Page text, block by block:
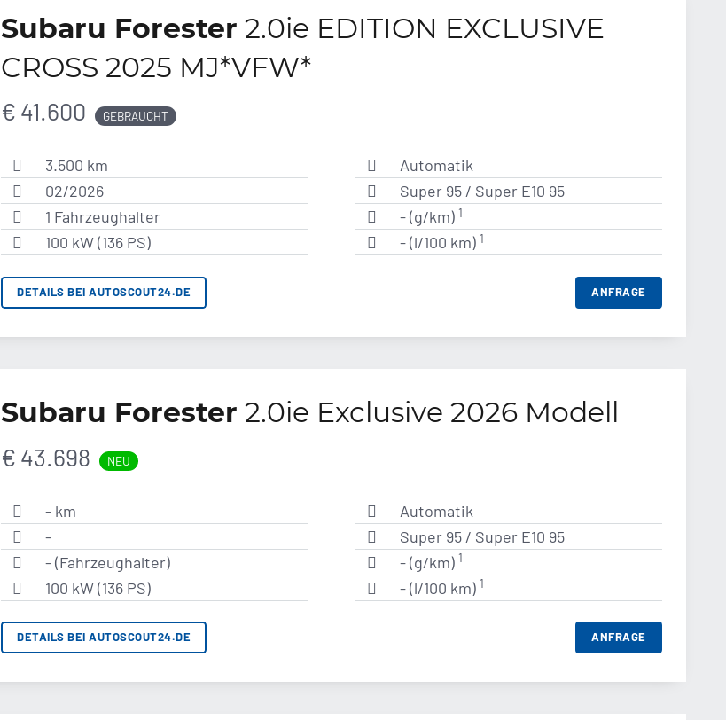
Subaru Forester 2.0ie EDITION EXCLUSIVE
CROSS 2025 MJ*VFW*
€ 41.600 GEBRAUCHT
3.500 km
02/2026
1 Fahrzeughalter
100 kW (136 PS)
Automatik
Super 95 / Super E10 95
- (g/km) 1
- (l/100 km) 1
DETAILS BEI AUTOSCOUT24.DE ANFRAGE
Subaru Forester 2.0ie Exclusive 2026 Modell
€ 43.698 NEU
- km
-
- (Fahrzeughalter)
100 kW (136 PS)
Automatik
Super 95 / Super E10 95
- (g/km) 1
- (l/100 km) 1
DETAILS BEI AUTOSCOUT24.DE ANFRAGE